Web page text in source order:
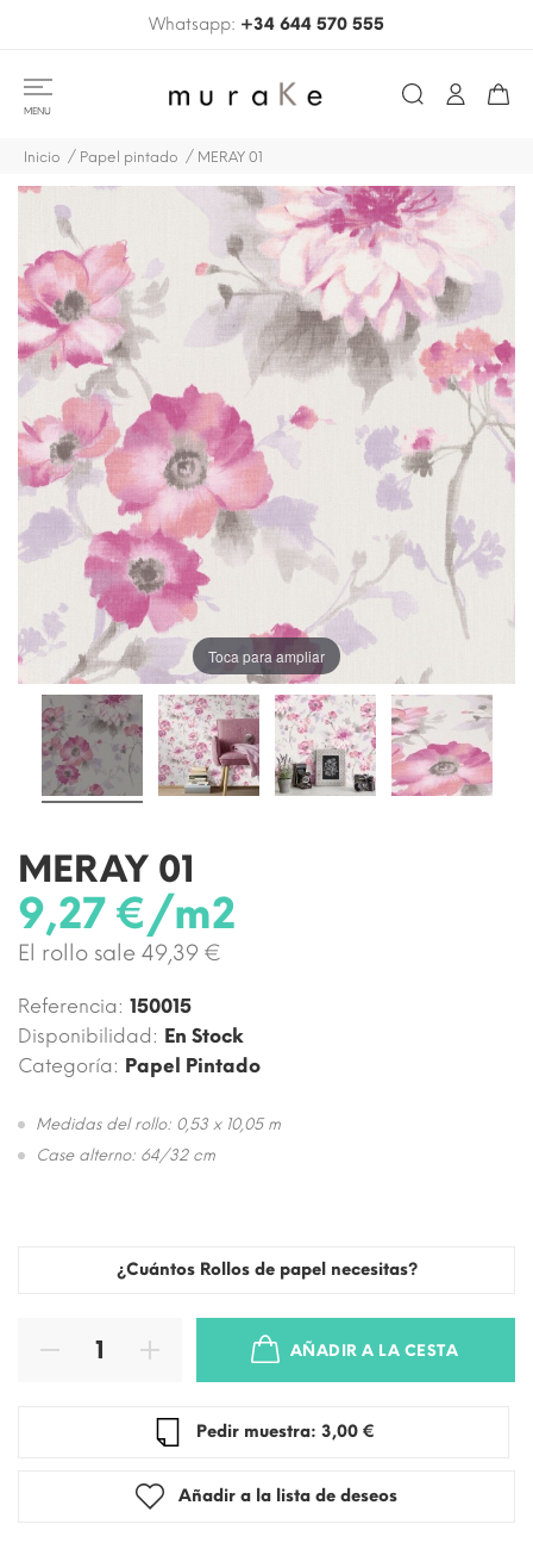
Whatsapp: +34 644 570 555
MENU
Inicio Papel pintado MERAY 01
Toca para ampliar
MERAY 01
9,27 €/m2
El rollo sale 49,39 €
Referencia: 150015
Disponibilidad: En Stock
Categoría: Papel Pintado
Medidas del rollo: 0,53 x 10,05 m
Case alterno: 64/32 cm
¿Cuántos Rollos de papel necesitas?
AÑADIR A LA CESTA
Pedir muestra: 3,00 €
Añadir a la lista de deseos